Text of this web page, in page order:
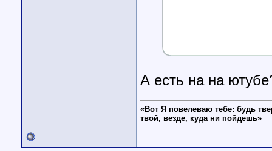
А есть на на
«Вот Я повелеваю тебе: будь
твой, везде, куда ни пойдешь»